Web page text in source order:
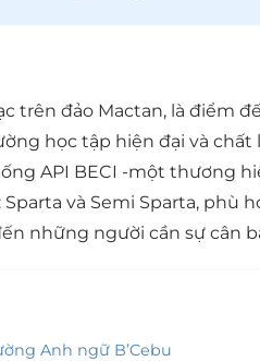
trên đảo Mactan, là điểm
học tập hiện đại và chất
API BECI -một thương
và Semi Sparta,
những người cần sự cân
Anh ngữ B’Cebu